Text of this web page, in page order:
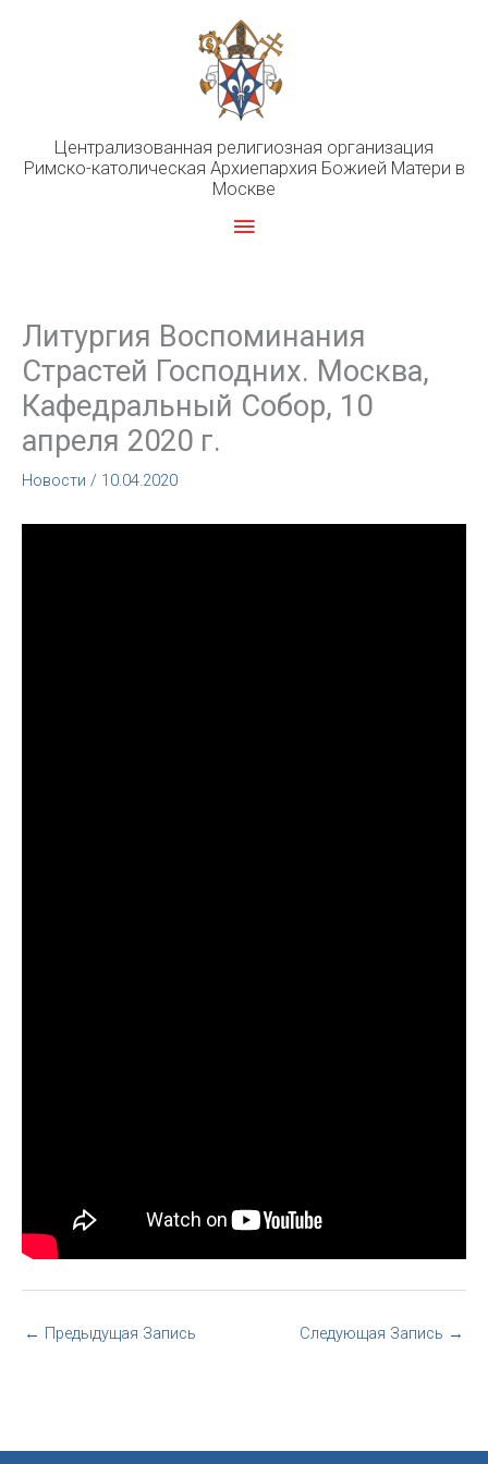
Централизованная религиозная организация
Римско-католическая Архиепархия Божией Матери в
Москве
Главное
Литургия Воспоминания
Страстей Господних. Москва,
Кафедральный Собор, 10
апреля 2020 г.
Новости / 10.04.2020
← Предыдущая Запись Следующая Запись →